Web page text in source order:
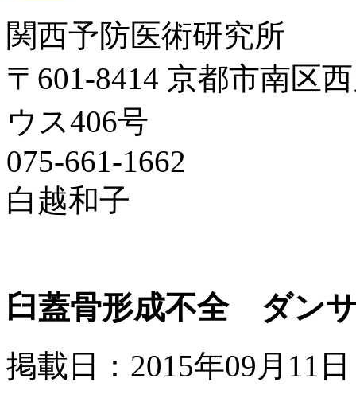
関西予防医術研究所
〒601-8414 京都市南区
ウス406号
075-661-1662
白越和子
臼蓋骨形成不全 ダ
掲載日：2015年09月11日